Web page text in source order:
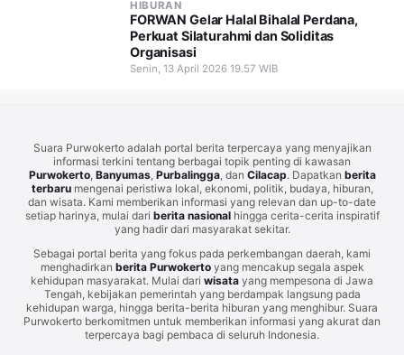
HIBURAN
FORWAN Gelar Halal Bihalal Perdana,
Perkuat Silaturahmi dan Soliditas
Organisasi
Senin, 13 April 2026 19.57 WIB
Suara Purwokerto adalah portal berita terpercaya yang menyajikan
informasi terkini tentang berbagai topik penting di kawasan
Purwokerto, Banyumas, Purbalingga, dan Cilacap. Dapatkan berita
terbarumengenai peristiwa lokal, ekonomi, politik, budaya, hiburan,
dan wisata. Kami memberikan informasi yang relevan dan up-to-date
setiap harinya, mulai dari berita nasionalhingga cerita-cerita inspiratif
yang hadir dari masyarakat sekitar.
Sebagai portal berita yang fokus pada perkembangan daerah, kami
menghadirkan berita Purwokertoyang mencakup segala aspek
kehidupan masyarakat. Mulai dari wisata yang mempesona di Jawa
Tengah, kebijakan pemerintah yang berdampak langsung pada
kehidupan warga, hingga berita-berita hiburan yang menghibur. Suara
Purwokerto berkomitmen untuk memberikan informasi yang akurat dan
terpercaya bagi pembaca di seluruh Indonesia.